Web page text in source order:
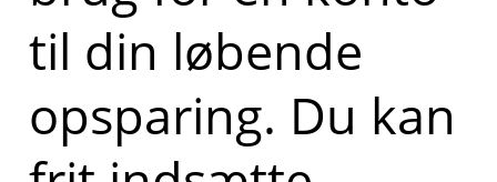
til din løbende
opsparing. Du kan